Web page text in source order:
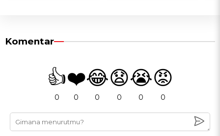
Komentar
👍
0
❤️
0
😂
0
😧
0
😭
0
😡
0